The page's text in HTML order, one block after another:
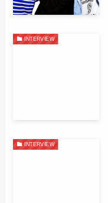
INTERVIEW
INTERVIEW